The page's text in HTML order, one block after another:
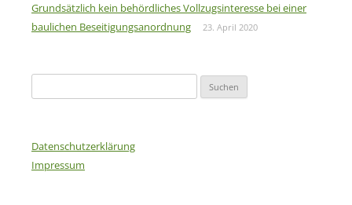
Grundsätzlich kein behördliches Vollzugsinteresse bei einer
baulichen Beseitigungsanordnung
23. April 2020
nach:
Datenschutzerklärung
Impressum